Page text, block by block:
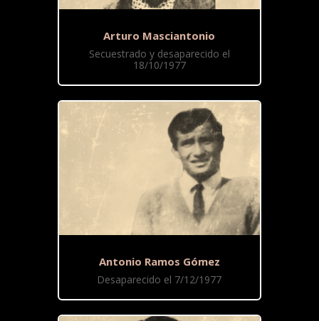
Arturo Masciantonio
Secuestrado y desaparecido el
18/10/1977
Antonio Ramos Gómez
Desaparecido el 7/12/1977